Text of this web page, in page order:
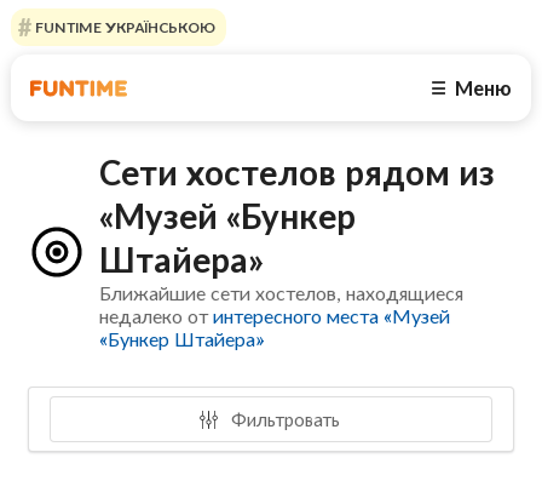
FUNTIME УКРАЇНСЬКОЮ
☰ Меню
Сети хостелов рядом из
«Музей «Бункер
Штайера»
Ближайшие сети хостелов, находящиеся
недалеко отинтересного места «Музей
«Бункер Штайера»
Фильтровать